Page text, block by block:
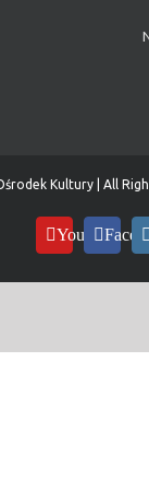
Kultury | All
YouTube